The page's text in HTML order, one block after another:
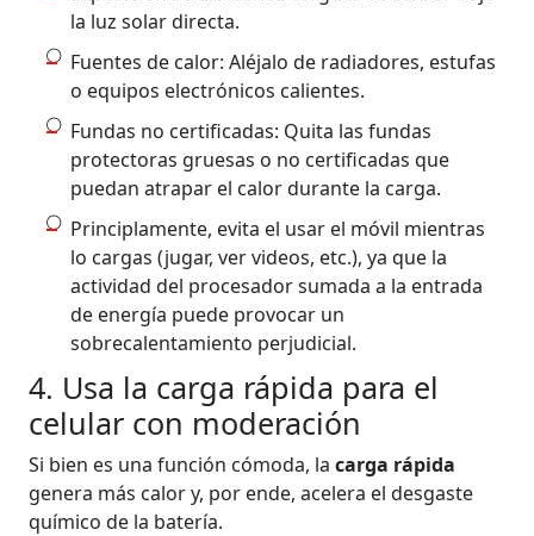
la luz solar directa.
Fuentes de calor: Aléjalo de radiadores, estufas
o equipos electrónicos calientes.
Fundas no certificadas: Quita las fundas
protectoras gruesas o no certificadas que
puedan atrapar el calor durante la carga.
Principlamente, evita el usar el móvil mientras
lo cargas (jugar, ver videos, etc.), ya que la
actividad del procesador sumada a la entrada
de energía puede provocar un
sobrecalentamiento perjudicial.
4. Usa la carga rápida para el
celular con moderación
Si bien es una función cómoda, lacarga rápida
genera más calor y, por ende, acelera el desgaste
químico de la batería.